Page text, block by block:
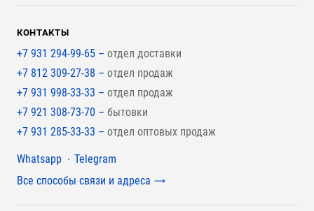
КОНТАКТЫ
+7 931 294-99-65 – отдел доставки
+7 812 309-27-38 – отдел продаж
+7 931 998-33-33 – отдел продаж
+7 921 308-73-70 – бытовки
+7 931 285-33-33 – отдел оптовых продаж
Мессенджеры
Whatsapp
Telegram
Все способы связи и адреса